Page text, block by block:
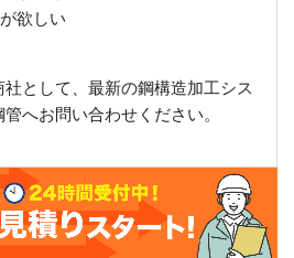
欲しい
として、最新の鋼構造加工シス
へお問い合わせください。